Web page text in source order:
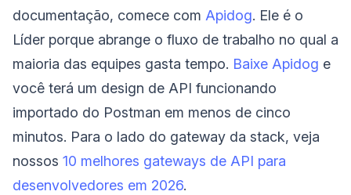
documentação, comece com Apidog. Ele é o
Líder porque abrange o fluxo de trabalho no qual a
maioria das equipes gasta tempo. Baixe Apidog e
você terá um design de API funcionando
importado do Postman em menos de cinco
minutos. Para o lado do gateway da stack, veja
nossos 10 melhores gateways de API para
desenvolvedores em 2026.